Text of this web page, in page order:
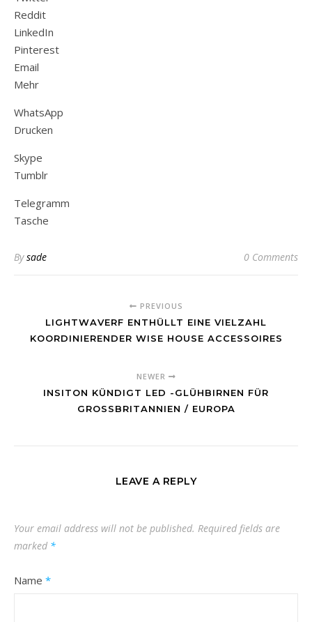
Reddit
LinkedIn
Pinterest
Email
Mehr
WhatsApp
Drucken
Skype
Tumblr
Telegramm
Tasche
Bysade 0 Comments
PREVIOUS
LIGHTWAVERF ENTHÜLLT EINE VIELZAHL
KOORDINIERENDER WISE HOUSE ACCESSOIRES
NEWER
INSITON KÜNDIGT LED -GLÜHBIRNEN FÜR
GROSSBRITANNIEN / EUROPA
LEAVE A REPLY
Your email address will not be published. Required fields are
marked *
Name *